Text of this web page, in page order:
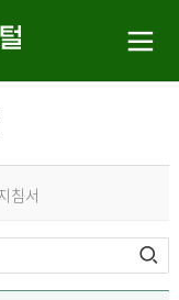
침서